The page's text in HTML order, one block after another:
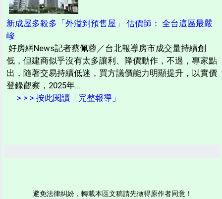
新成屋多殺多「外溢到預售屋」 估價師： 全台這區最嚴
峻
好房網News記者蔡佩蓉／台北報導房市成交量持續創
低，但建商似乎沒有太多讓利、降價動作，不過，專家點
出，隨著交易持續低迷，買方議價能力明顯提升，以實價
登錄觀察，2025年...
> > > 按此閱讀「完整報導」
避免法律糾紛，轉載本區文稿請先徵得原作者同意！